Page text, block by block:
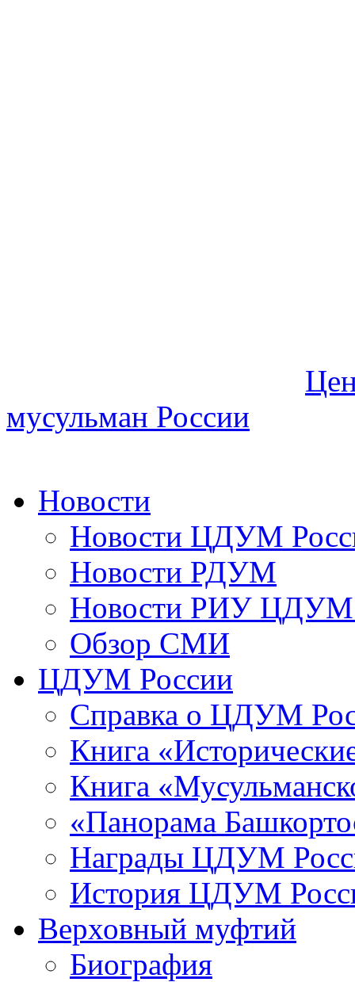
мусульман России
Новости
Новости ЦДУМ
Новости РДУМ
Новости РИУ ЦДУМ
Обзор СМИ
ЦДУМ России
Справка о ЦДУМ
Книга
Книга
«Панорама
Награды ЦДУМ
История ЦДУМ
Верховный муфтий
Биография